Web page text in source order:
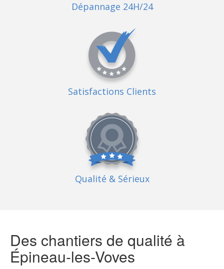
Dépannage 24H/24
Satisfactions Clients
Qualité & Sérieux
Des chantiers de qualité à
Épineau-les-Voves